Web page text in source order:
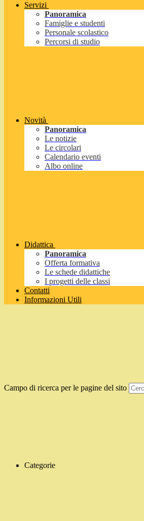
Servizi
Panoramica
Famiglie e studenti
Personale scolastico
Percorsi di studio
Novità
Panoramica
Le notizie
Le circolari
Calendario eventi
Albo online
Didattica
Panoramica
Offerta formativa
Le schede didattiche
I progetti delle classi
Contatti
Informazioni Utili
Campo di ricerca per le pagine del sito
Categorie